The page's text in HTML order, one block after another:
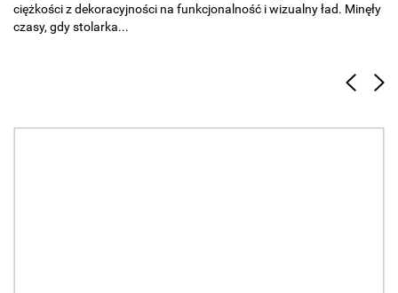
ciężkości z dekoracyjności na funkcjonalność i wizualny ład. Minęły
czasy, gdy stolarka...